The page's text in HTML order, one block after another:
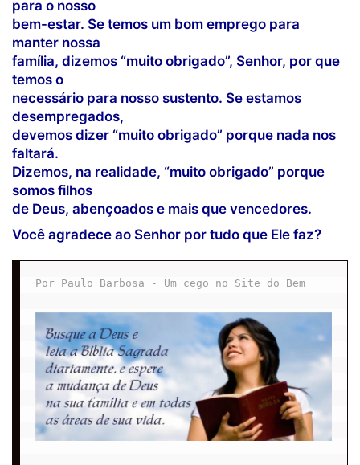
para o nosso
bem-estar. Se temos um bom emprego para
manter nossa
família, dizemos “muito obrigado”, Senhor, por que
temos o
necessário para nosso sustento. Se estamos
desempregados,
devemos dizer “muito obrigado” porque nada nos
faltará.
Dizemos, na realidade, “muito obrigado” porque
somos filhos
de Deus, abençoados e mais que vencedores.
Você agradece ao Senhor por tudo que Ele faz?
Por Paulo Barbosa - Um cego no Site do Bem